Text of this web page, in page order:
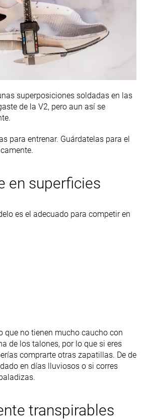
superposiciones soldadas en las
de la V2, pero aun así se
para entrenar. Guárdatelas para el
en superficies
es el adecuado para competir en
que no tienen mucho caucho con
de los talones, por lo que si eres
comprarte otras zapatillas. De de
en días lluviosos o si corres
transpirables